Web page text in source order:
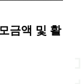
및 활